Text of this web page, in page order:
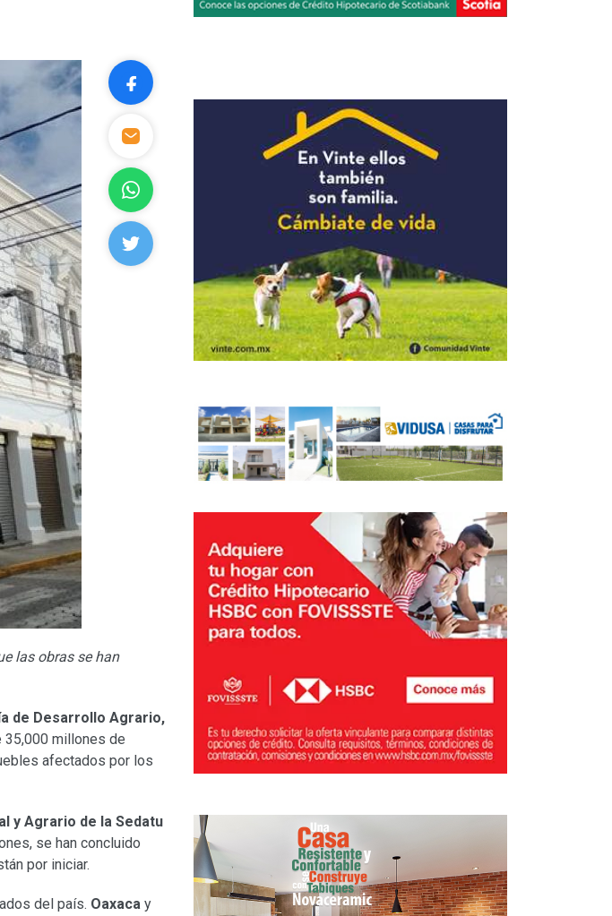
las obras se han
de Desarrollo Agrario,
35,000 millones de
afectados por los
y Agrario de la Sedatu
se han concluido
por iniciar.
del país. Oaxaca y